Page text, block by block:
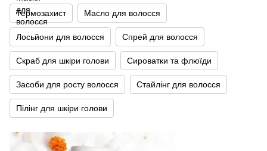
Термозахист Масло для волосся
Лосьйони для волосся Спрей для волосся
Скраб для шкіри голови Сироватки та флюїди
Засоби для росту волосся Стайлінг для волосся
Пілінг для шкіри голови